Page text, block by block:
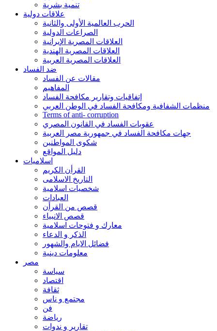
تنمية بشرية
علاقات دولية
الحرب العالمية الأولى والثانية
الصراعات الدولية
العلاقات المصرية الإيرانية
العلاقات المصرية الهندية
العلاقات المصرية العربية
ضد الفساد
مقالات عن الفساد
المفاهيم
إتفاقيات وتقارير مكافحة الفساد
منظمات الشفافية ومكافحة الفساد في الوطن العربي
Terms of anti- corruption
عقوبات الفساد في القانون المصري
جهات مكافحة الفساد في جمهورية مصر العربية
شكوى المواطنين
دليل المواقع
اسلاميات
القرأن الكريم
التاريخ الاسلامى
شخصيات اسلامية
العبادات
قصص من القرأن
قصص الانبياء
معارك و فتوحات اسلامية
الذكر و الدعاء
فضائل الايام والشهور
معلومات دينية
مصر
سياسة
اقتصاد
ثقافة
مجتمع و ناس
فن
رياضة
تقارير و ندوات